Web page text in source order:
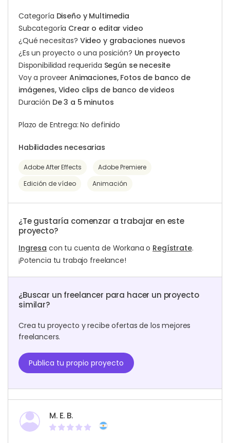
Categoría Diseño y Multimedia
Subcategoría Crear o editar video
¿Qué necesitas? Video y grabaciones nuevos
¿Es un proyecto o una posición? Un proyecto
Disponibilidad requerida Según se necesite
Voy a proveerAnimaciones, Fotos de banco de
imágenes, Video clips de banco de videos
Duración De 3 a 5 minutos
Plazo de Entrega: No definido
Habilidades necesarias
Adobe After Effects
Adobe Premiere
Edición de vídeo
Animación
¿Te gustaría comenzar a trabajar en este
proyecto?
Ingresa con tu cuenta de Workana o Regístrate.
¡Potencia tu trabajo freelance!
¿Buscar un freelancer para hacer un proyecto
similar?
Crea tu proyecto y recibe ofertas de los mejores
freelancers.
Publica tu propio proyecto
M. E. B.